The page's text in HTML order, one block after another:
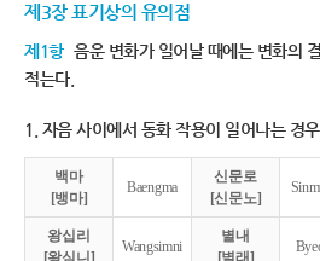
제3장 표기상의 유의점
제1항 음운 변화가 일어날 때에는 변화의
적는다.
1. 자음 사이에서 동화 작용이 일어나는 경우
백마
[뱅마]
Baengma
신문로
[신문노]
왕십리
[왕심니]
Wangsimni
별내
[별래]